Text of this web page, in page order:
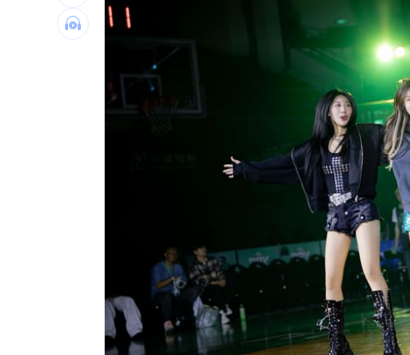
新制上路！增6檔關禁閉 關5天、2分撮合
關注城鎮韌性演習 10駐台單位齊發文宣導 18:15
台灣彩券開獎直播中
三立iNEWS新聞台線上直播 18:00
商場戰國來臨 台中「頂奢大道」逐漸成形 12:00
台彩父親節推新刮刮樂千萬頭獎超「爸」氣 12:00
「拍片人的多重宇宙」職涯論壇9/12登場！ 10:30
8國球員齊聚高雄 Formosa 7s掀足球熱潮 10:00
理想混蛋號召粉絲跨海追星吃美食！ 18:15